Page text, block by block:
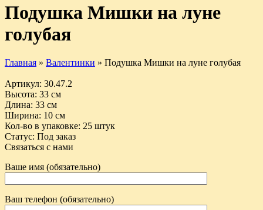
Подушка Мишки на луне
голубая
Главная » Валентинки » Подушка Мишки на луне голубая
Артикул: 30.47.2
Высота: 33 см
Длина: 33 см
Ширина: 10 см
Кол-во в упаковке: 25 штук
Статус: Под заказ
Связаться с нами
Ваше имя (обязательно)
Ваш телефон (обязательно)